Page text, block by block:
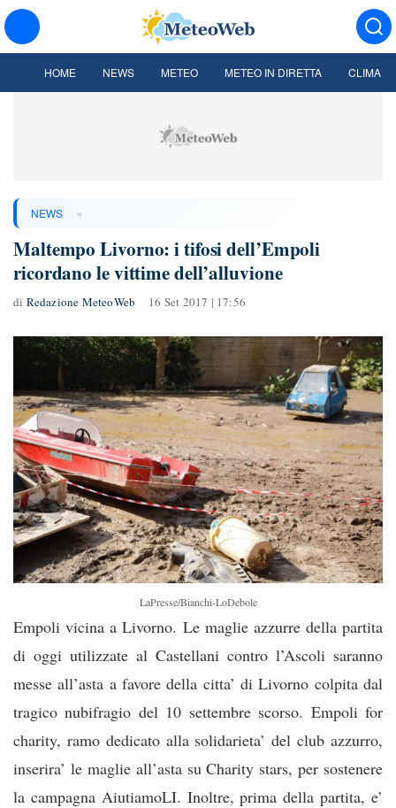
HOME NEWS METEO METEO IN DIRETTA CLIMA
NEWS »
Maltempo Livorno: i tifosi dell’Empoli
ricordano le vittime dell’alluvione
di Redazione MeteoWeb 16 Set 2017 | 17:56
LaPresse/Bianchi-LoDebole
Empoli vicina a Livorno. Le maglie azzurre della partita
di oggi utilizzate al Castellani contro l’Ascoli saranno
messe all’asta a favore della citta’ di Livorno colpita dal
tragico nubifragio del 10 settembre scorso. Empoli for
charity, ramo dedicato alla solidarieta’ del club azzurro,
inserira’ le maglie all’asta su Charity stars, per sostenere
la campagna AiutiamoLI. Inoltre, prima della partita, e’